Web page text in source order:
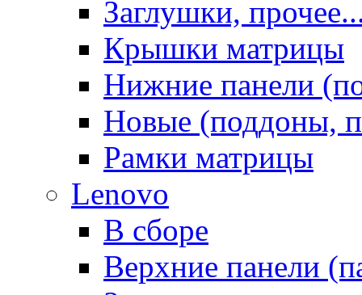
Заглушки,
Крышки матрицы
Нижние панели
Новые (поддоны,
Рамки матрицы
Lenovo
В сборе
Верхние панели